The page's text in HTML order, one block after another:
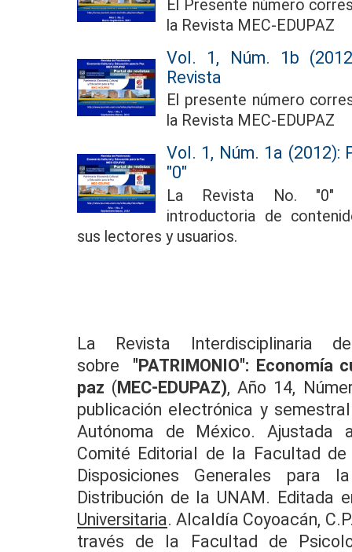
El Presente número
la Revista MEC-EDUPAZ
Vol. 1, Núm. 1b
Revista
El presente número
la Revista MEC-EDUPAZ
Vol. 1, Núm. 1a (2012):
"0"
La Revista No. "0"
introductoria de
sus lectores y usuarios.
La Revista Interdisciplinaria
sobre "PATRIMONIO":
paz (MEC-EDUPAZ), Año 14,
publicación electrónica y
Autónoma de México. Ajustada
Comité Editorial de la Facultad
Disposiciones Generales para
Distribución de la UNAM. Editada
Universitaria. Alcaldía Coyoacán,
través de la Facultad de